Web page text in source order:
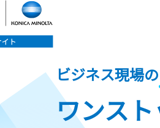
ビジネス現場の
ワンス